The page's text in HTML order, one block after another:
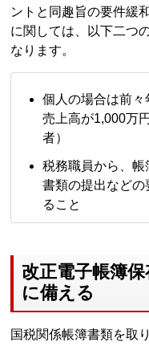
ントと同趣旨の要件緩
に関しては、以下二つ
なります。
個人の場合は前
売上高が1,000万
者）
税務職員から、
書類の提出など
ること
改正電子帳簿
に備える
国税関係帳簿書類を取